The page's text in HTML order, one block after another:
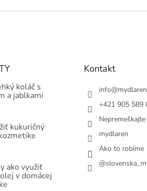
koláč s
a jablkami
kukuričný
ako využiť
v domácej
Kontakt
info@
+421 905 589
mydlaren
Ako to robíme